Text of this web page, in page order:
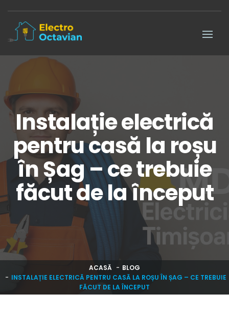
Instalație electrică
pentru casă la roșu
în Șag – ce trebuie
făcut de la început
ACASĂ
BLOG
INSTALAȚIE ELECTRICĂ PENTRU CASĂ LA ROȘU ÎN ȘAG – CE TREBUIE
FĂCUT DE LA ÎNCEPUT